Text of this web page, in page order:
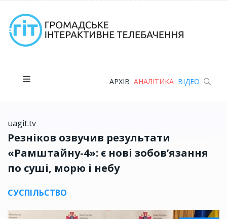
АРХІВ АНАЛІТИКА ВІДЕО
uagit.tv
Резніков озвучив результати
«Рамштайну-4»: є нові зобов’язання
по суші, морю і небу
СУСПІЛЬСТВО